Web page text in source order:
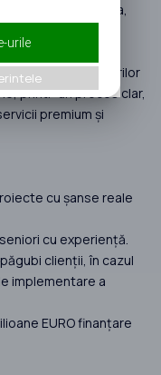
în care calitatea,
obligatorii, nu
antreprenorilor
printr-un proces clar,
premium și
cu șanse reale
cu experiență.
clienții, în cazul
implementare a
EURO finanțare
urile